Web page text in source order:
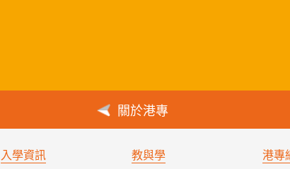
關於港專
入學資訊
教與學
港專